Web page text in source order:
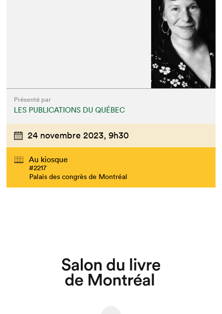
Présenté par
LES PUBLICATIONS DU QUÉBEC
24 novembre 2023, 9h30
Au kiosque
#2217
Palais des congrès de Montréal